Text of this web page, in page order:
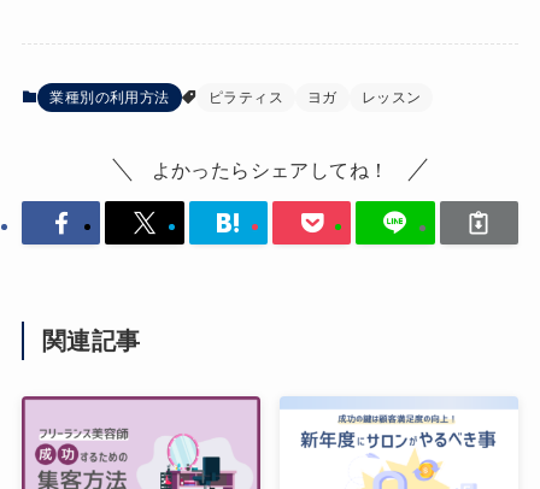
業種別の利用方法 ピラティス ヨガ レッスン
よかったらシェアしてね！
関連記事